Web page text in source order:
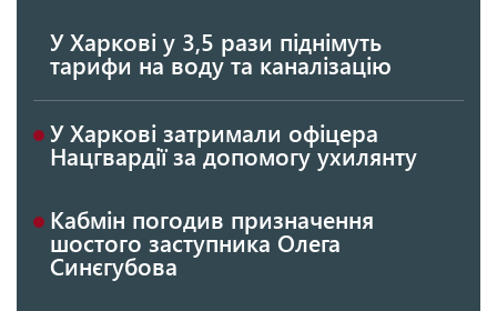
У Харкові у 3,5 рази піднімуть
тарифи на воду та каналізацію
У Харкові затримали офіцера
Нацгвардії за допомогу ухилянту
Кабмін погодив призначення
шостого заступника Олега
Синєгубова